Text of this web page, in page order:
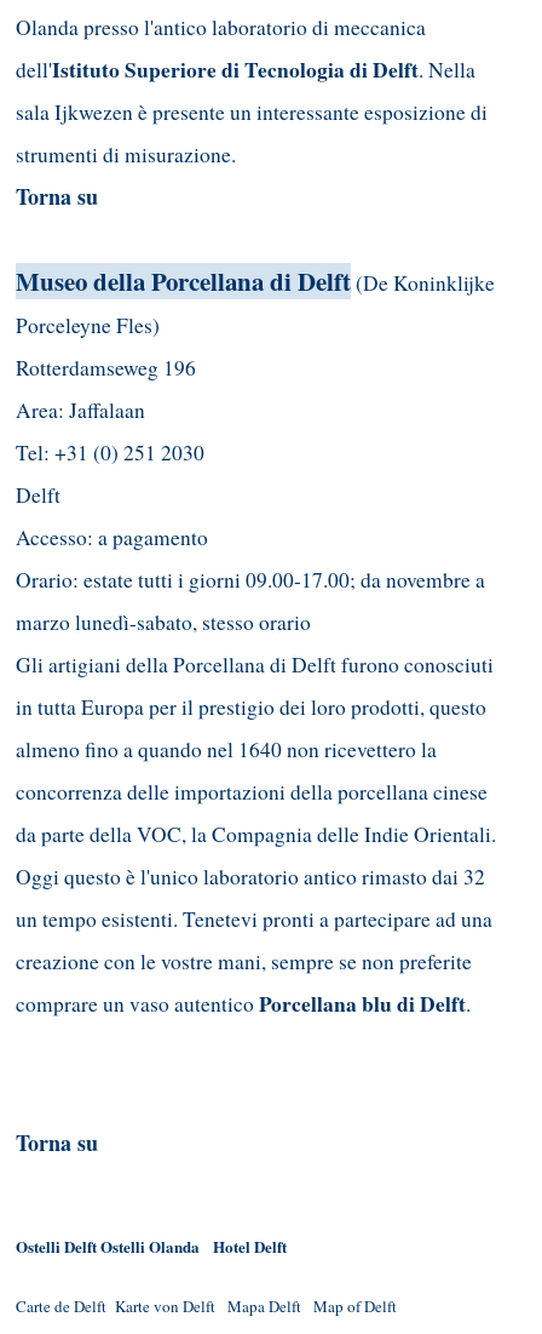
Olanda presso l'antico laboratorio di meccanica
dell'Istituto Superiore di Tecnologia di Delft. Nella
sala Ijkwezen è presente un interessante esposizione di
strumenti di misurazione.
Torna su
Museo della Porcellana di Delft(De Koninklijke
Porceleyne Fles)
Rotterdamseweg 196
Area: Jaffalaan
Tel: +31 (0) 251 2030
Delft
Accesso: a pagamento
Orario: estate tutti i giorni 09.00-17.00; da novembre a
marzo lunedì-sabato, stesso orario
Gli artigiani della Porcellana di Delft furono conosciuti
in tutta Europa per il prestigio dei loro prodotti, questo
almeno fino a quando nel 1640 non ricevettero la
concorrenza delle importazioni della porcellana cinese
da parte della VOC, la Compagnia delle Indie Orientali.
Oggi questo è l'unico laboratorio antico rimasto dai 32
un tempo esistenti. Tenetevi pronti a partecipare ad una
creazione con le vostre mani, sempre se non preferite
comprare un vaso autenticoPorcellana blu di Delft.
Torna su
Ostelli DelftOstelli Olanda Hotel Delft
Carte de Delft Karte von Delft Mapa Delft Map of Delft